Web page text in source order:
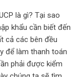
là gì? Tại sao
khẩu cần biết đến
cả các bên đều
để làm thanh toán
phải được kiểm